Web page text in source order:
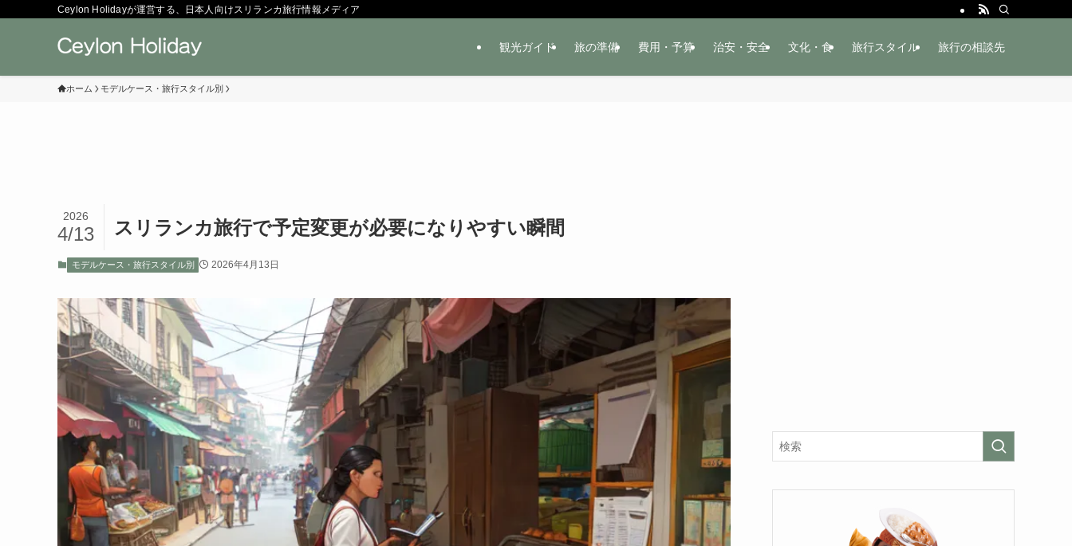
Ceylon Holidayが運営する、日本人向けスリランカ旅行情報メディア
観光ガイド 旅の準備 費用・予算 治安・安全 文化・食 旅行スタイル 旅行の相談先
ホーム モデルケース・旅行スタイル別
スリランカ旅行で予定変更が必要になりやすい瞬間
2026
4/13
モデルケース・旅行スタイル別 2026年4月13日